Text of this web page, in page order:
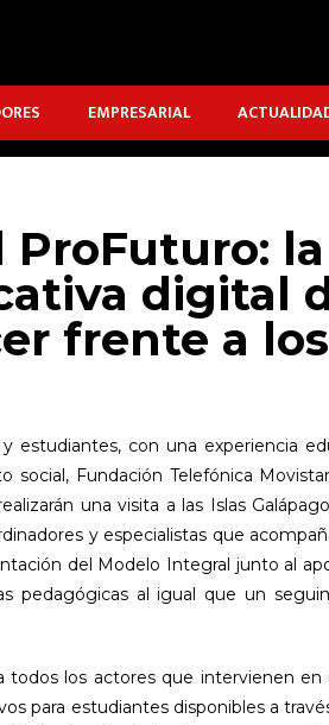
EMPRESARIAL
ProFuturo: la
digital
frente a
estudiantes, con una experiencia
Fundación Telefónica
una visita a las Islas
y especialistas que
del Modelo Integral junto al
pedagógicas al igual que un
todos los actores que intervienen
para estudiantes disponibles a